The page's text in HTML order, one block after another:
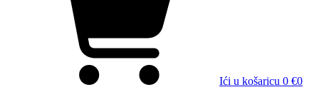
Ići u košaricu 0 €0